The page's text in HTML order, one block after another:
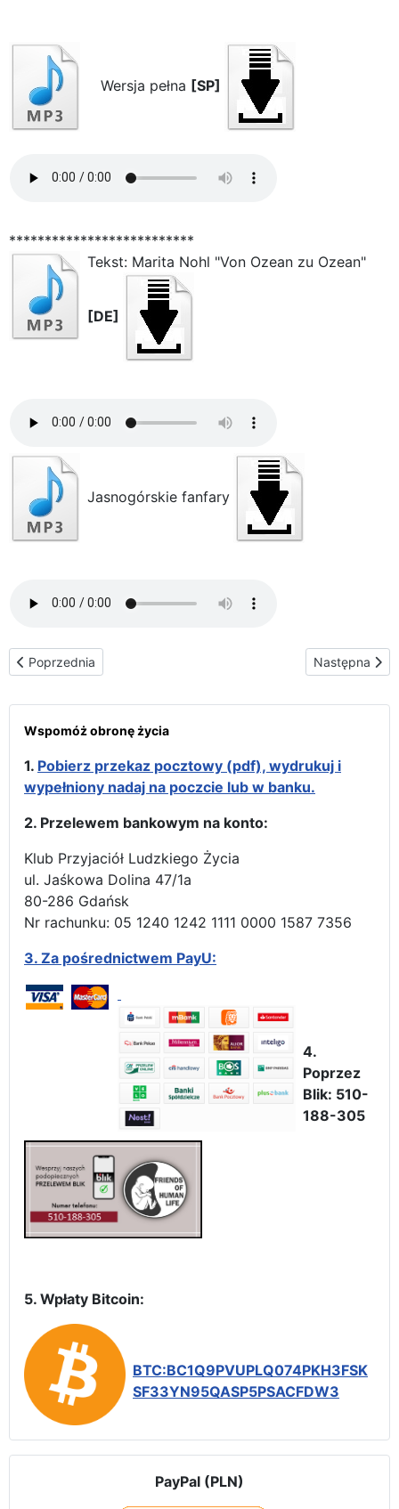
Wersja pełna [SP]
**************************
Tekst: Marita Nohl "Von Ozean zu Ozean"
[DE]
Jasnogórskie fanfary
Poprzednia strona: Homilie i świadectwa
Poprzednia Następna
Następna
Wspomóż obronę życia
1. Pobierz przekaz pocztowy (pdf), wydrukuj i
wypełniony nadaj na poczcie lub w banku.
2. Przelewem bankowym na konto:
Klub Przyjaciół Ludzkiego Życia
ul. Jaśkowa Dolina 47/1a
80-286 Gdańsk
Nr rachunku: 05 1240 1242 1111 0000 1587 7356
3. Za pośrednictwem PayU:
4.
Poprzez
Blik: 510-
188-305
5. Wpłaty Bitcoin:
BTC:BC1Q9PVUPLQ074PKH3FSK
SF33YN95QASP5PSACFDW3
PayPal (PLN)